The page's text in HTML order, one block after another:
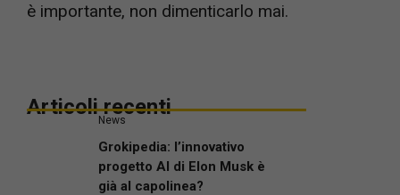
è importante, non dimenticarlo mai.
Articoli recenti
News
Grokipedia: l’innovativo
progetto AI di Elon Musk è
già al capolinea?